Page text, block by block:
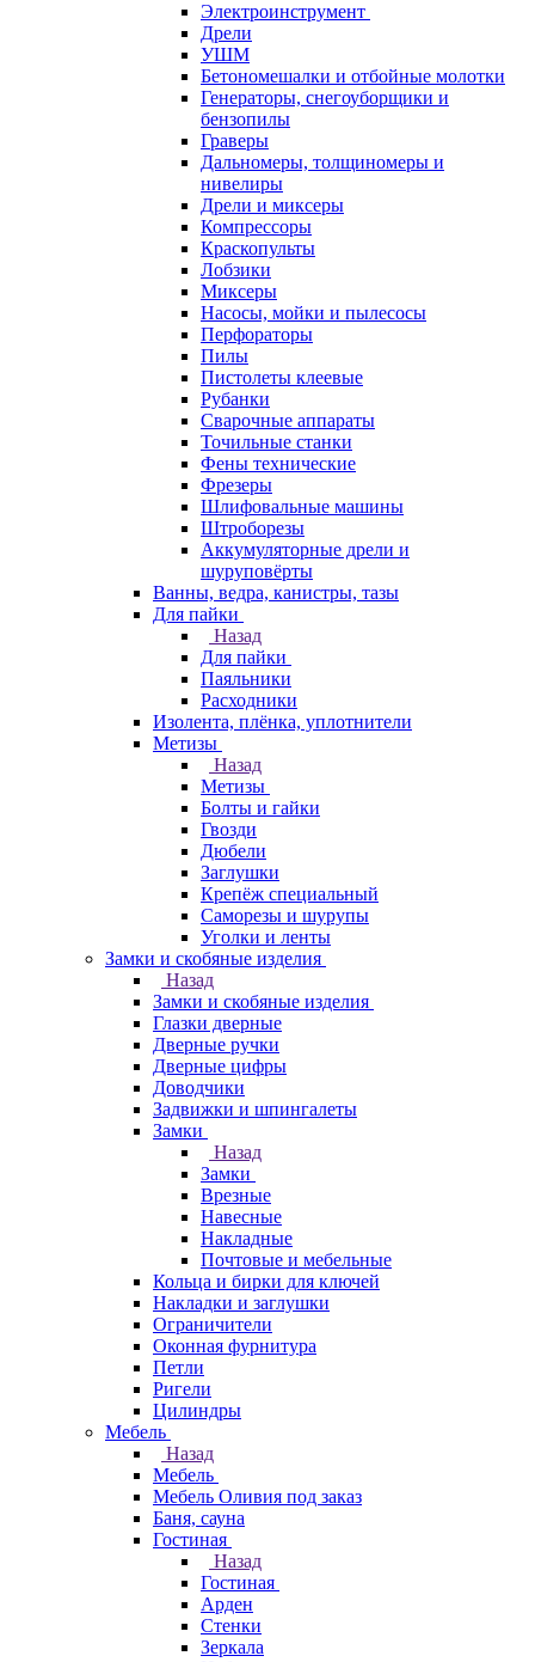
Электроинструмент
Дрели
УШМ
Бетономешалки и отбойные молотки
Генераторы, снегоуборщики и
бензопилы
Граверы
Дальномеры, толщиномеры и
нивелиры
Дрели и миксеры
Компрессоры
Краскопульты
Лобзики
Миксеры
Насосы, мойки и пылесосы
Перфораторы
Пилы
Пистолеты клеевые
Рубанки
Сварочные аппараты
Точильные станки
Фены технические
Фрезеры
Шлифовальные машины
Штроборезы
Аккумуляторные дрели и
шуруповёрты
Ванны, ведра, канистры, тазы
Для пайки
Назад
Для пайки
Паяльники
Расходники
Изолента, плёнка, уплотнители
Метизы
Назад
Метизы
Болты и гайки
Гвозди
Дюбели
Заглушки
Крепёж специальный
Саморезы и шурупы
Уголки и ленты
Замки и скобяные изделия
Назад
Замки и скобяные изделия
Глазки дверные
Дверные ручки
Дверные цифры
Доводчики
Задвижки и шпингалеты
Замки
Назад
Замки
Врезные
Навесные
Накладные
Почтовые и мебельные
Кольца и бирки для ключей
Накладки и заглушки
Ограничители
Оконная фурнитура
Петли
Ригели
Цилиндры
Мебель
Назад
Мебель
Мебель Оливия под заказ
Баня, сауна
Гостиная
Назад
Гостиная
Арден
Стенки
Зеркала